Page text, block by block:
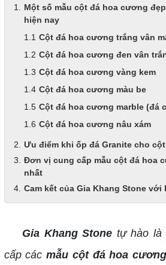
Một số mẫu cột đá hoa cương
hiện nay
Cột đá hoa cương trắng vân
Cột đá hoa cương đen vân
Cột đá hoa cương vàng kem
Cột đá hoa cương màu be
Cột đá hoa cương marble (đá
Cột đá hoa cương nâu xám
Ưu điểm khi ốp đá Granite cho
Đơn vị cung cấp mẫu cột đá hoa
nhất
Cam kết của Gia Khang Stone với
Gia Khang Stone tự hào là
cấp cácmẫu cột đá hoa